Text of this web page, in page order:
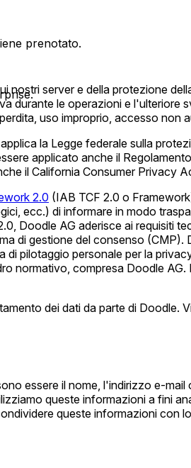
prenotato.
nostri server e della protezione
durante le operazioni e
uso improprio, accesso
la Legge federale sulla
applicato anche il
il California Consumer Privacy
2.0 (IAB TCF 2.0 o
ecc.) di informare in modo
Doodle AG aderisce ai requisiti
di gestione del consenso
di pilotaggio personale per la
normativo, compresa Doodle
dei dati da parte di Doodle.
essere il nome, l'indirizzo e-
queste informazioni a fini
queste informazioni con